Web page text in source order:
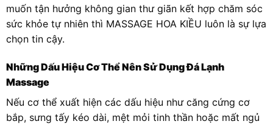
muốn tận hưởng không gian thư giãn kết hợp chăm sóc
sức khỏe tự nhiên thì MASSAGE HOA KIỀU luôn là sự lựa
chọn tin cậy.
Những Dấu Hiệu Cơ Thể Nên Sử Dụng Đá Lạnh
Massage
Nếu cơ thể xuất hiện các dấu hiệu như căng cứng cơ
bắp, sưng tấy kéo dài, mệt mỏi tinh thần hoặc mất ngủ